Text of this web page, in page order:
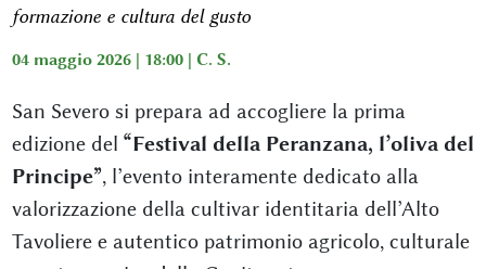
formazione e cultura del gusto
04 maggio 2026 | 18:00 | C. S.
San Severo si prepara ad accogliere la prima
edizione del “Festival della Peranzana, l’oliva del
Principe”, l’evento interamente dedicato alla
valorizzazione della cultivar identitaria dell’Alto
Tavoliere e autentico patrimonio agricolo, culturale